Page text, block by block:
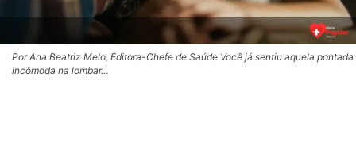
Por Ana Beatriz Melo, Editora-Chefe de Saúde Você já sentiu aquela pontada
incômoda na lombar…